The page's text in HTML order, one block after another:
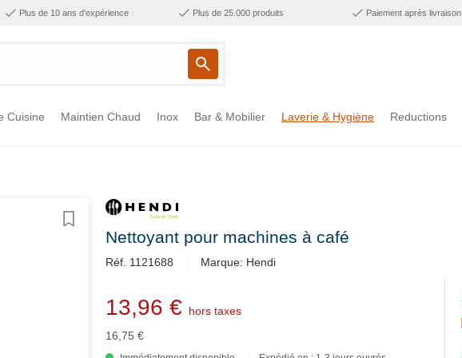
Plus de 10 ans d'expérience Plus de 25.000 produits Paiement après livraison
Cuisine Maintien Chaud Inox Bar & Mobilier Laverie & Hygiène Reductions
Nettoyant pour machines à café
Réf. ​1121688 Marque: Hendi
13,96 €
hors taxes
16,75 €